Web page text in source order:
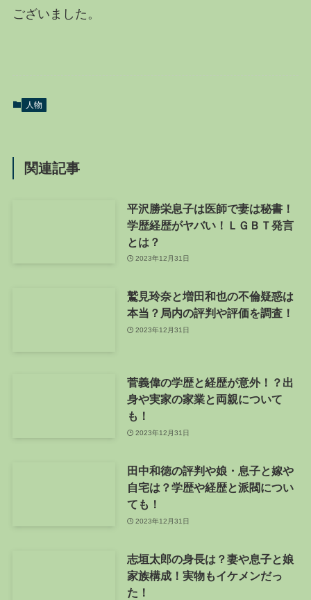
ございました。
人物
関連記事
平沢勝栄息子は医師で妻は秘書！
学歴経歴がヤバい！ＬＧＢＴ発言
とは？
2023年12月31日
鷲見玲奈と増田和也の不倫疑惑は
本当？局内の評判や評価を調査！
2023年12月31日
菅義偉の学歴と経歴が意外！？出
身や実家の家業と両親について
も！
2023年12月31日
田中和徳の評判や娘・息子と嫁や
自宅は？学歴や経歴と派閥につい
ても！
2023年12月31日
志垣太郎の身長は？妻や息子と娘
家族構成！実物もイケメンだっ
た！